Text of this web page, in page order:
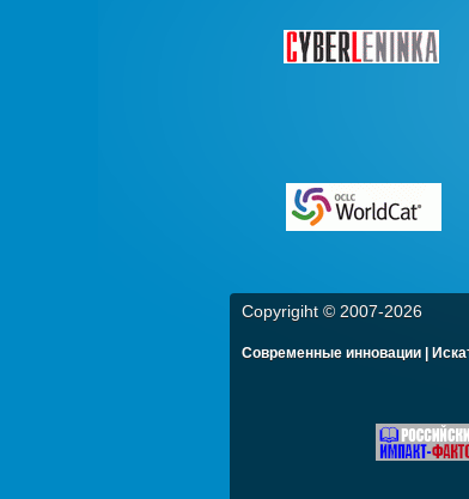
Copyrigiht © 2007-2026
Современные инновации |